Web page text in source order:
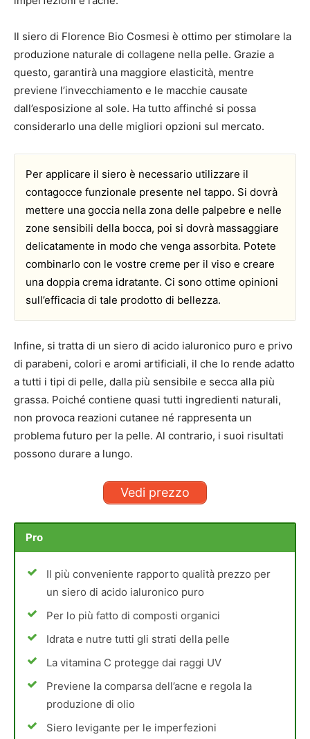
Il siero di Florence Bio Cosmesi è ottimo per stimolare la
produzione naturale di collagene nella pelle. Grazie a
questo, garantirà una maggiore elasticità, mentre
previene l’invecchiamento e le macchie causate
dall’esposizione al sole. Ha tutto affinché si possa
considerarlo una delle migliori opzioni sul mercato.
Per applicare il siero è necessario utilizzare il
contagocce funzionale presente nel tappo. Si dovrà
mettere una goccia nella zona delle palpebre e nelle
zone sensibili della bocca, poi si dovrà massaggiare
delicatamente in modo che venga assorbita. Potete
combinarlo con le vostre creme per il viso e creare
una doppia crema idratante. Ci sono ottime opinioni
sull’efficacia di tale prodotto di bellezza.
Infine, si tratta di un siero di acido ialuronico puro e privo
di parabeni, colori e aromi artificiali, il che lo rende adatto
a tutti i tipi di pelle, dalla più sensibile e secca alla più
grassa. Poiché contiene quasi tutti ingredienti naturali,
non provoca reazioni cutanee né rappresenta un
problema futuro per la pelle. Al contrario, i suoi risultati
possono durare a lungo.
Vedi prezzo
Pro
Il più conveniente rapporto qualità prezzo per
un siero di acido ialuronico puro
Per lo più fatto di composti organici
Idrata e nutre tutti gli strati della pelle
La vitamina C protegge dai raggi UV
Previene la comparsa dell’acne e regola la
produzione di olio
Siero levigante per le imperfezioni